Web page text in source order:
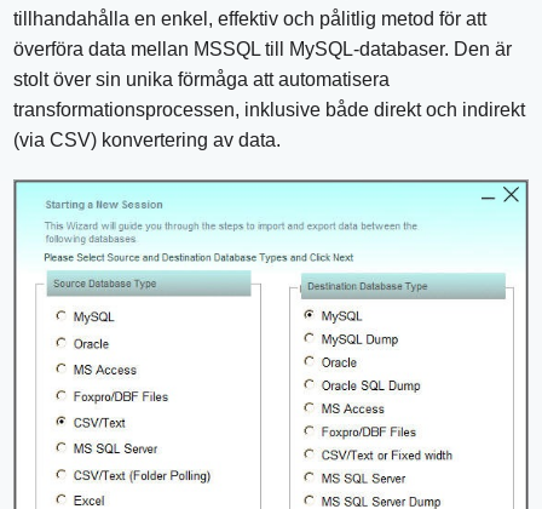
tillhandahålla en enkel, effektiv och pålitlig metod för att
överföra data mellan MSSQL till MySQL-databaser. Den är
stolt över sin unika förmåga att automatisera
transformationsprocessen, inklusive både direkt och indirekt
(via CSV) konvertering av data.